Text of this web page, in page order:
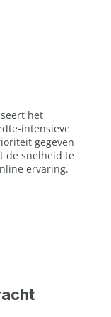
het
intensieve
gegeven
de snelheid te
ervaring.